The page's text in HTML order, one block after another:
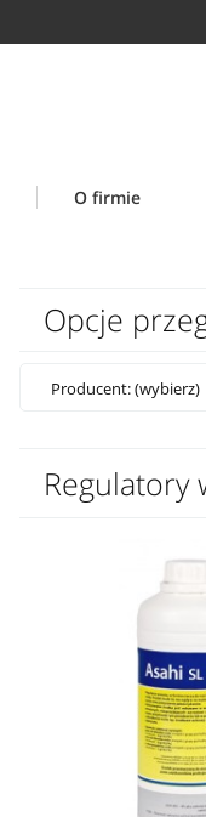
O firmie
Opcje
Producent: (wybierz)
Regulatory